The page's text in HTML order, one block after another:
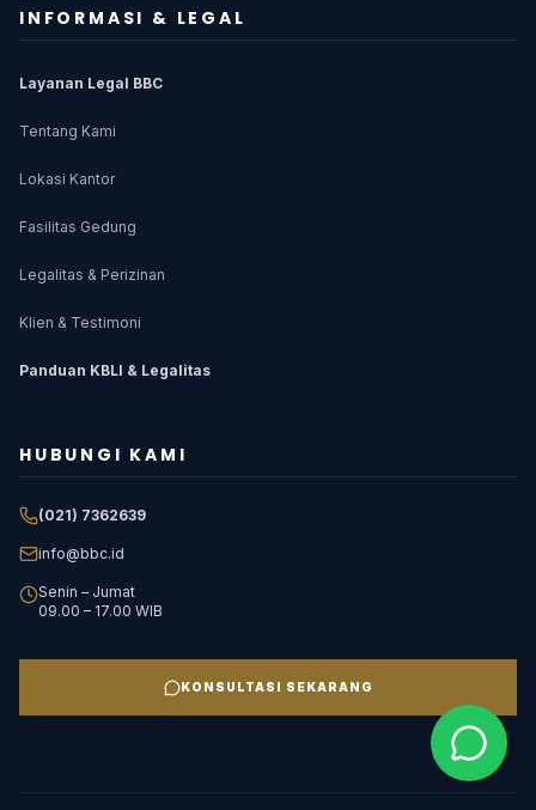
INFORMASI & LEGAL
Layanan Legal BBC
Tentang Kami
Lokasi Kantor
Fasilitas Gedung
Legalitas & Perizinan
Klien & Testimoni
Panduan KBLI & Legalitas
HUBUNGI KAMI
(021) 7362639
info@bbc.id
Senin – Jumat
09.00 – 17.00 WIB
KONSULTASI SEKARANG